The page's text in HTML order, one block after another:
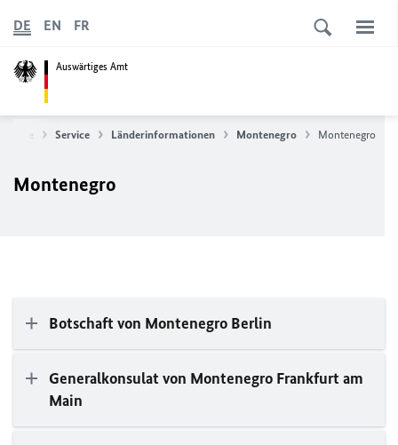
Auswärtiges Amt
DE EN FR
Service Länderinformationen Montenegro Montenegro
Montenegro
Botschaft von Montenegro Berlin
Generalkonsulat von Montenegro Frankfurt am
Main